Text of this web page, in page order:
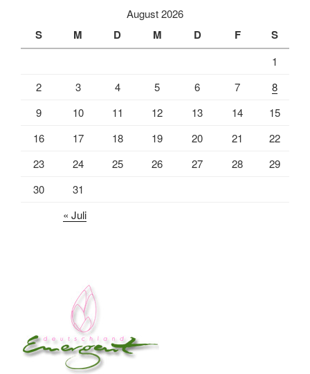
August 2026
S M D M D F S
1
2
3 4 5 6 7
8
9
10 11 12 13 14
15
16
17 18 19 20 21
22
23
24 25 26 27 28
29
30
31
« Juli